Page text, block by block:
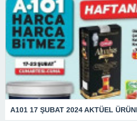
A101 17 ŞUBAT 2024 AKTÜEL